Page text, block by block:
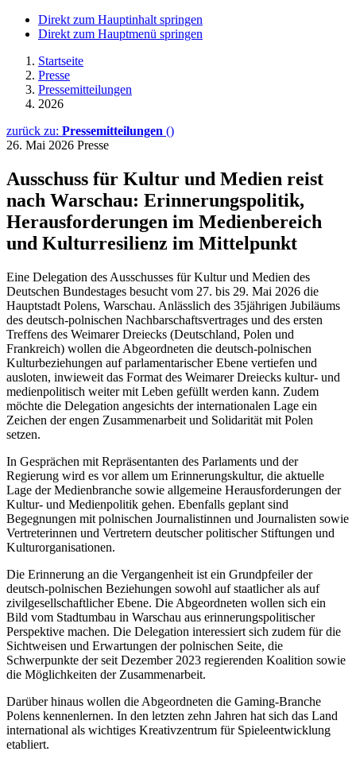
Direkt zum Hauptinhalt springen
Direkt zum Hauptmenü springen
Startseite
Presse
Pressemitteilungen
2026
zurück zu: Pressemitteilungen ()
26. Mai 2026 Presse
Ausschuss für Kultur und Medien reist
nach Warschau: Erinnerungspolitik,
Herausforderungen im Medienbereich
und Kulturresilienz im Mittelpunkt
Eine Delegation des Ausschusses für Kultur und Medien des
Deutschen Bundestages besucht vom 27. bis 29. Mai 2026 die
Hauptstadt Polens, Warschau. Anlässlich des 35jährigen Jubiläums
des deutsch-polnischen Nachbarschaftsvertrages und des ersten
Treffens des Weimarer Dreiecks (Deutschland, Polen und
Frankreich) wollen die Abgeordneten die deutsch-polnischen
Kulturbeziehungen auf parlamentarischer Ebene vertiefen und
ausloten, inwieweit das Format des Weimarer Dreiecks kultur- und
medienpolitisch weiter mit Leben gefüllt werden kann. Zudem
möchte die Delegation angesichts der internationalen Lage ein
Zeichen der engen Zusammenarbeit und Solidarität mit Polen
setzen.
In Gesprächen mit Repräsentanten des Parlaments und der
Regierung wird es vor allem um Erinnerungskultur, die aktuelle
Lage der Medienbranche sowie allgemeine Herausforderungen der
Kultur- und Medienpolitik gehen. Ebenfalls geplant sind
Begegnungen mit polnischen Journalistinnen und Journalisten sowie
Vertreterinnen und Vertretern deutscher politischer Stiftungen und
Kulturorganisationen.
Die Erinnerung an die Vergangenheit ist ein Grundpfeiler der
deutsch-polnischen Beziehungen sowohl auf staatlicher als auf
zivilgesellschaftlicher Ebene. Die Abgeordneten wollen sich ein
Bild vom Stadtumbau in Warschau aus erinnerungspolitischer
Perspektive machen. Die Delegation interessiert sich zudem für die
Sichtweisen und Erwartungen der polnischen Seite, die
Schwerpunkte der seit Dezember 2023 regierenden Koalition sowie
die Möglichkeiten der Zusammenarbeit.
Darüber hinaus wollen die Abgeordneten die Gaming-Branche
Polens kennenlernen. In den letzten zehn Jahren hat sich das Land
international als wichtiges Kreativzentrum für Spieleentwicklung
etabliert.